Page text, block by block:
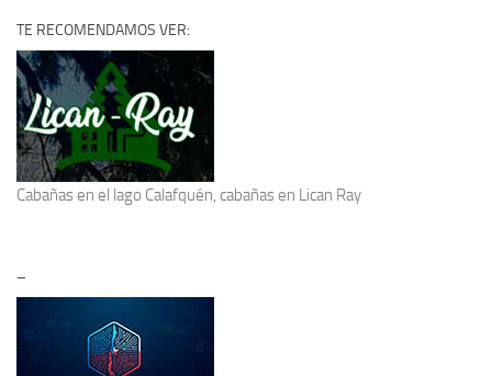
TE RECOMENDAMOS VER:
Cabañas en el lago Calafquén, cabañas en Lican Ray
–